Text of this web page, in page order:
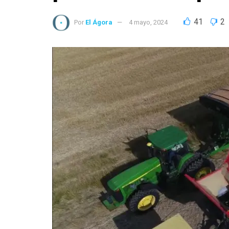
Por El Ágora 4 mayo, 2024 41 2